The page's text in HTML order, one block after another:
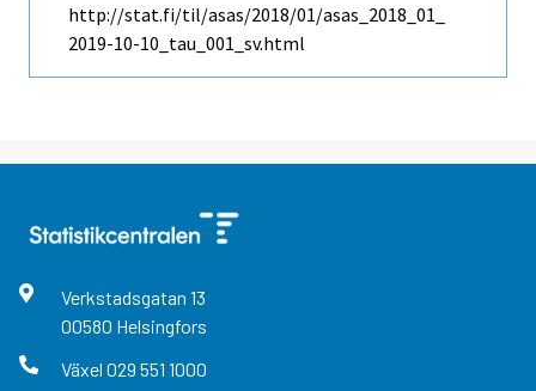
http://stat.fi/til/asas/2018/01/asas_2018_01_
2019-10-10_tau_001_sv.html
Verkstadsgatan 13
00580 Helsingfors
Växel 029 551 1000